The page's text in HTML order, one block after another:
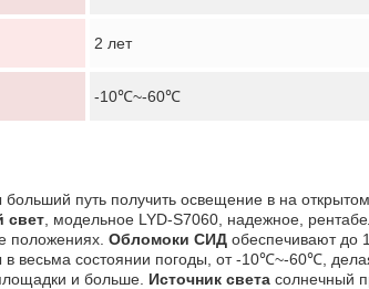
Отправить
2 лет
-10℃~-60℃
путь получить освещение в на открытом
свет , модельное LYD-S7060, надежное,
положениях. Обломоки СИД обеспечивают до
в весьма состоянии погоды, от -10℃~-60℃,
и больше. Источник света солнечный